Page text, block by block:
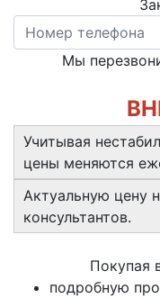
Мы
Учитывая
цены меняются
Актуальную цену
консультантов.
Покупая
подробную